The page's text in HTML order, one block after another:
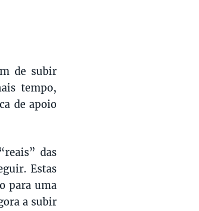
de subir
tempo,
de apoio
das
Estas
para uma
a subir